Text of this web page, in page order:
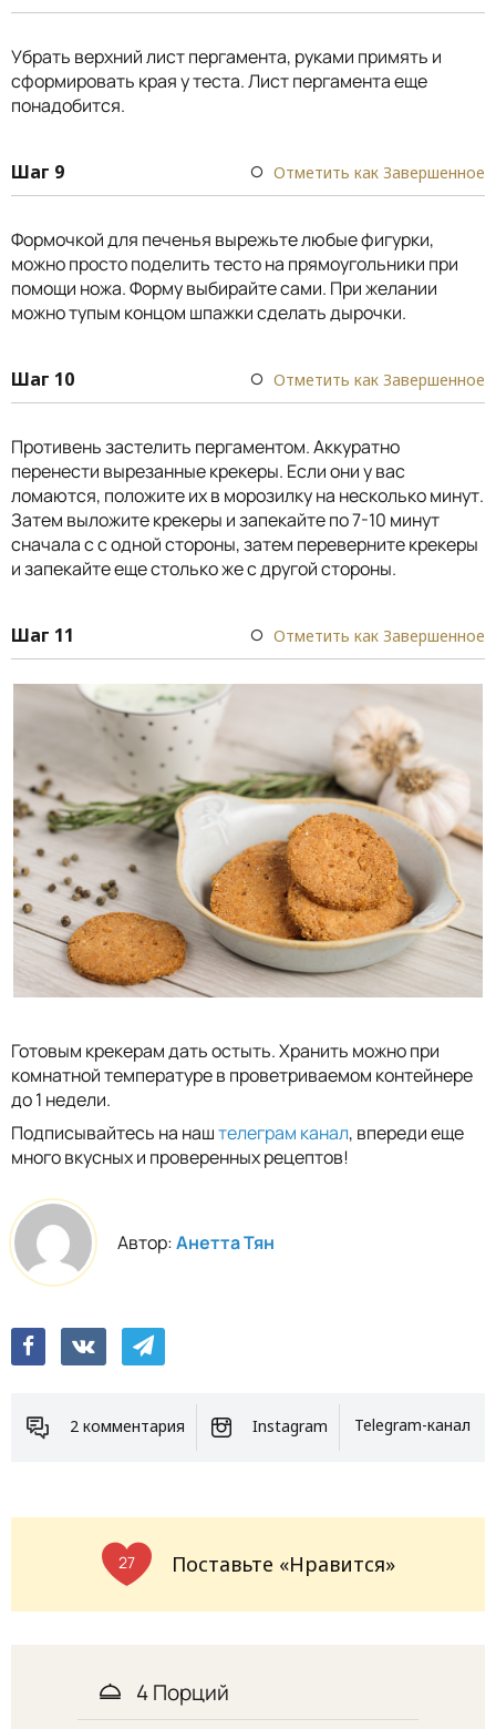
Убрать верхний лист пергамента, руками примять и
сформировать края у теста. Лист пергамента еще
понадобится.
Шаг 9 Отметить как Завершенное
Формочкой для печенья вырежьте любые фигурки,
можно просто поделить тесто на прямоугольники при
помощи ножа. Форму выбирайте сами. При желании
можно тупым концом шпажки сделать дырочки.
Шаг 10 Отметить как Завершенное
Противень застелить пергаментом. Аккуратно
перенести вырезанные крекеры. Если они у вас
ломаются, положите их в морозилку на несколько минут.
Затем выложите крекеры и запекайте по 7-10 минут
сначала с с одной стороны, затем переверните крекеры
и запекайте еще столько же с другой стороны.
Шаг 11 Отметить как Завершенное
Готовым крекерам дать остыть. Хранить можно при
комнатной температуре в проветриваемом контейнере
до 1 недели.
Подписывайтесь на наштелеграм канал, впереди еще
много вкусных и проверенных рецептов!
Автор:Анетта Тян
2 комментария Instagram Telegram-канал
27 Поставьте «Нравится»
4 Порций